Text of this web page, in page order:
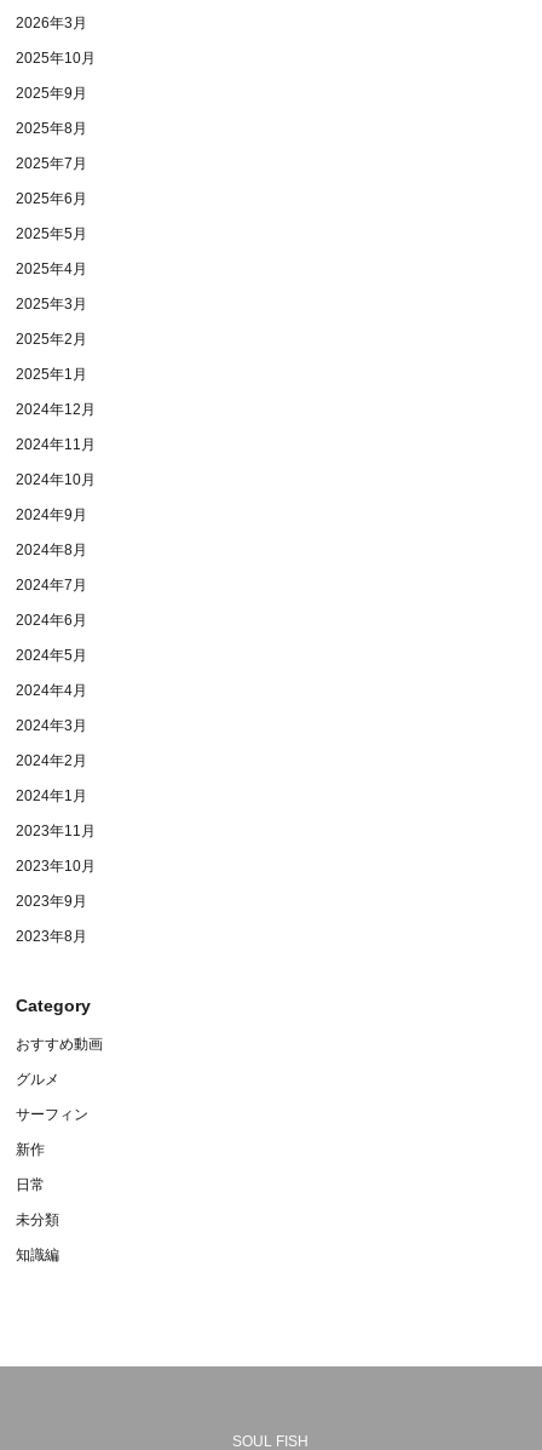
2026年3月
2025年10月
2025年9月
2025年8月
2025年7月
2025年6月
2025年5月
2025年4月
2025年3月
2025年2月
2025年1月
2024年12月
2024年11月
2024年10月
2024年9月
2024年8月
2024年7月
2024年6月
2024年5月
2024年4月
2024年3月
2024年2月
2024年1月
2023年11月
2023年10月
2023年9月
2023年8月
Category
おすすめ動画
グルメ
サーフィン
新作
日常
未分類
知識編
SOUL FISH